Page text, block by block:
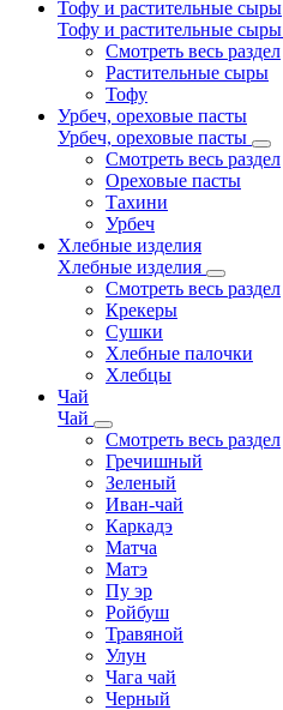
Тофу и растительные сыры
Тофу и растительные сыры
Смотреть весь раздел
Растительные сыры
Тофу
Урбеч, ореховые пасты
Урбеч, ореховые пасты
Смотреть весь раздел
Ореховые пасты
Тахини
Урбеч
Хлебные изделия
Хлебные изделия
Смотреть весь раздел
Крекеры
Сушки
Хлебные палочки
Хлебцы
Чай
Чай
Смотреть весь раздел
Гречишный
Зеленый
Иван-чай
Каркадэ
Матча
Матэ
Пу эр
Ройбуш
Травяной
Улун
Чага чай
Черный